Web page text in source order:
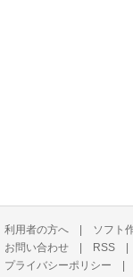
利用者の方へ | ソフト
お問い合わせ | RSS |
プライバシーポリシー |